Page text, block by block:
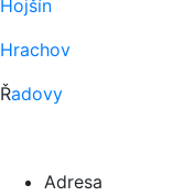
Hojšín
Hrachov
Řadovy
Adresa